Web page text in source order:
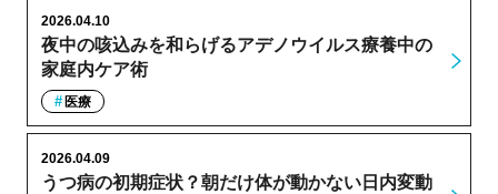
夜中の咳込みを和らげるアデノウイルス療養中の
家庭内ケア術
2026.04.10
医療
うつ病の初期症状？朝だけ体が動かない日内変動
2026.04.09